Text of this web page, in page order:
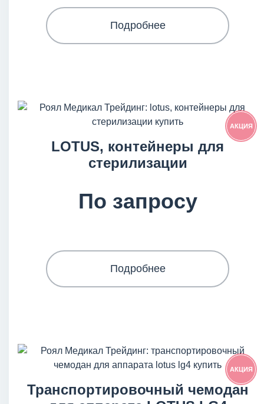
Подробнее
АКЦИЯ
LOTUS, контейнеры для
стерилизации
По запросу
Подробнее
АКЦИЯ
Транспортировочный чемодан